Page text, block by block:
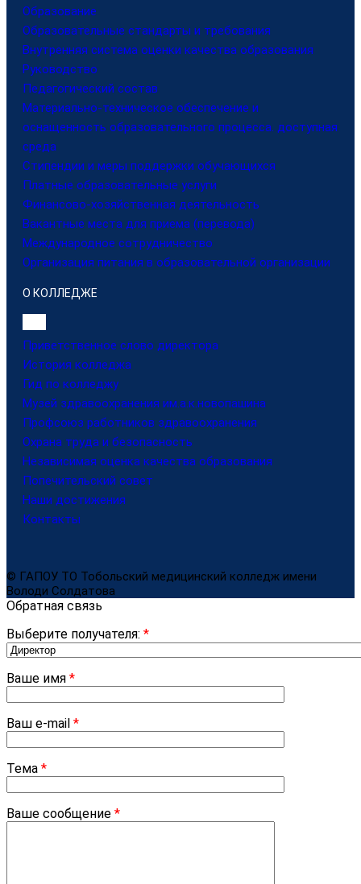
Образование
Образовательные стандарты и требования
Внутренняя система оценки качества образования
Руководство
Педагогический состав
Материально-техническое обеспечение и
оснащенность образовательного процесса. доступная
среда
Стипендии и меры поддержки обучающихся
Платные образовательные услуги
Финансово-хозяйственная деятельность
Вакантные места для приема (перевода)
Международное сотрудничество
Организация питания в образовательной организации
О КОЛЛЕДЖЕ
Приветственное слово директора
История колледжа
Гид по колледжу
Музей здравоохранения им.а.к.новопашина
Профсоюз работников здравоохранения
Охрана труда и безопасность
Независимая оценка качества образования
Попечительский совет
Наши достижения
Контакты
© ГАПОУ ТО Тобольский медицинский колледж имени
Володи Солдатова
Обратная связь
Выберите получателя: *
Ваше имя *
Ваш e-mail *
Тема *
Ваше сообщение *